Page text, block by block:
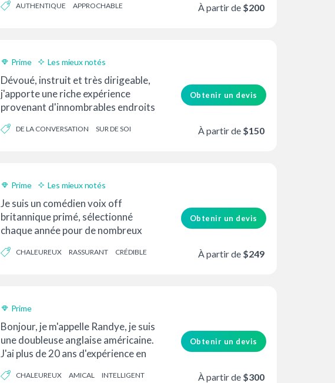
AUTHENTIQUE APPROCHABLE À partir de $200
Prime
Les mieux notés
Livraison 24h
Dévoué, instruit et très dirigeable,
j'apporte une riche expérience
provenant d'innombrables endroits
DE LA CONVERSATION SUR DE SOI
Obtenir un devis
À partir de $150
Prime Les mieux notés
Je suis un comédien voix off
britannique primé, sélectionné
chaque année pour de nombreux
CHALEUREUX RASSURANT CRÉDIBLE
Obtenir un devis
À partir de $249
Prime
Bonjour, je m'appelle Randye, je suis
une doubleuse anglaise américaine.
J'ai plus de 20 ans d'expérience en
CHALEUREUX AMICAL INTELLIGENT
Obtenir un devis
À partir de $300